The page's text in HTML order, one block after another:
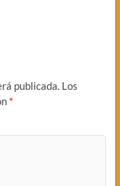
publicada. Los
*